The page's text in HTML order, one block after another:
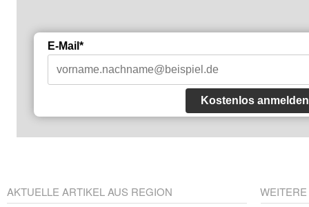
E-Mail*
Kostenlos anmelden
AKTUELLE ARTIKEL AUS REGION